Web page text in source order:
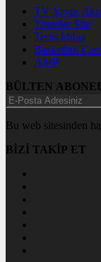
TV Yayın
Yazarlar Site
Tenis İddaa
Basketbol
AMP
BÜLTEN
Bu web sitesinden
BİZİ TAKİP ET